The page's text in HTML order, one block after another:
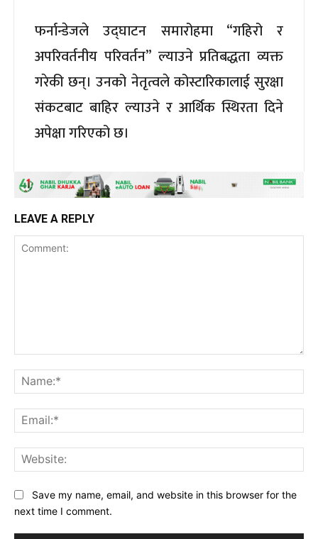
फर्नान्डेजले उद्घाटन समारोहमा “गहिरो र
अपरिवर्तनीय परिवर्तन” ल्याउने प्रतिबद्धता व्यक्त
गरेकी छन्। उनको नेतृत्वले कोस्टारिकालाई सुरक्षा
संकटबाट बाहिर ल्याउने र आर्थिक स्थिरता दिने
अपेक्षा गरिएको छ।
LEAVE A REPLY
Save my name, email, and website in this browser for the
next time I comment.